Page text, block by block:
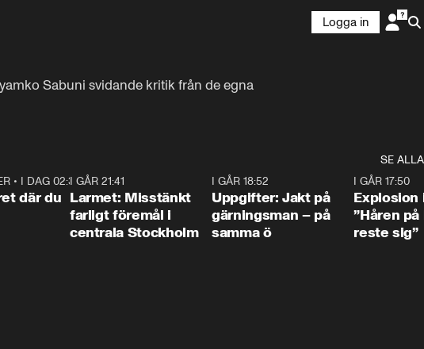
Logga in
Sabuni svidande kritik från de egna
SE ALLA
1:06
• I DAG 02:30
där du
I GÅR 21:41
Larmet: Misstänkt
farligt föremål i
centrala Stockholm
I GÅR 18:52
Uppgifter: Jakt på
gärningsman – på
samma ö
I GÅR 17:50
Explosion
”Håren
reste sig”